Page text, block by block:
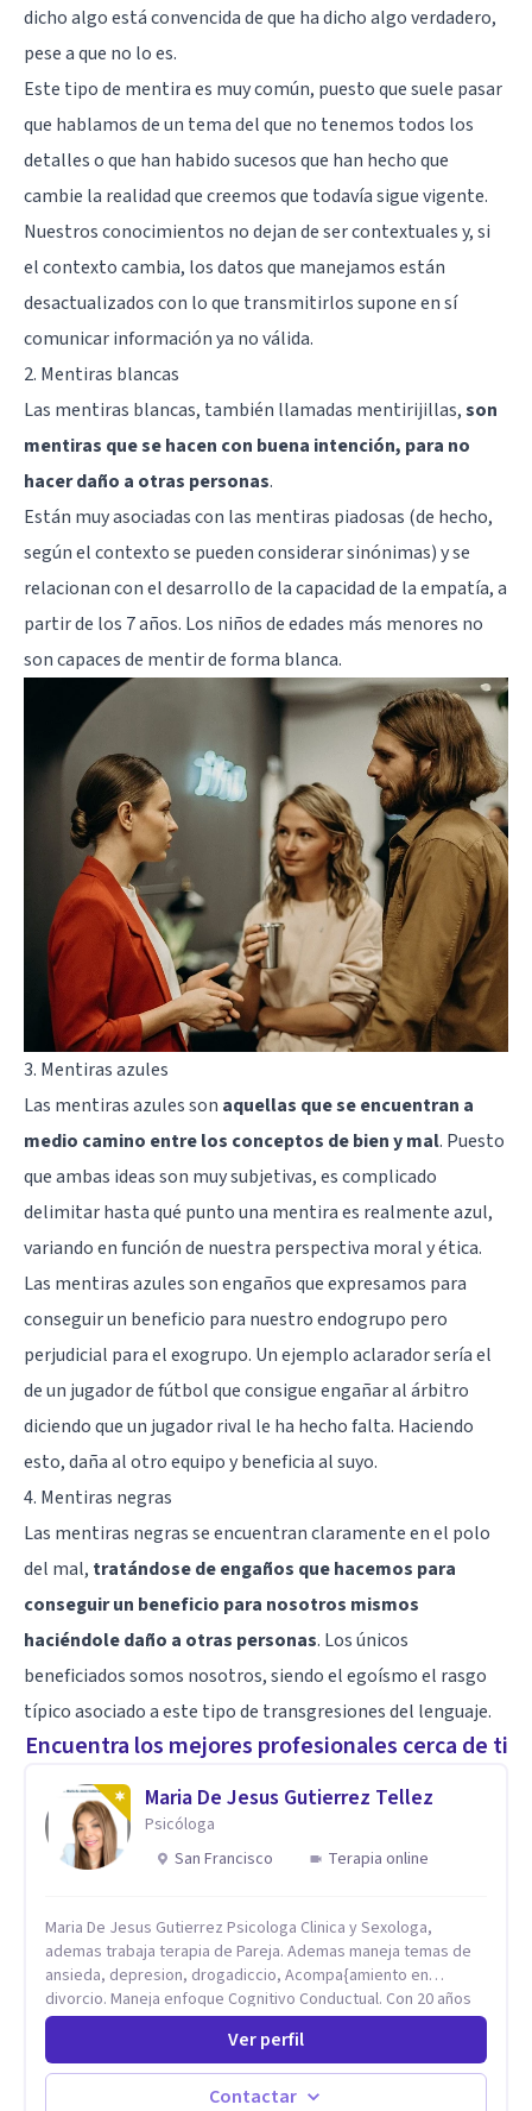
dicho algo está convencida de que ha dicho algo verdadero,
pese a que no lo es.
Este tipo de mentira es muy común, puesto que suele pasar
que hablamos de un tema del que no tenemos todos los
detalles o que han habido sucesos que han hecho que
cambie la realidad que creemos que todavía sigue vigente.
Nuestros conocimientos no dejan de ser contextuales y, si
el contexto cambia, los datos que manejamos están
desactualizados con lo que transmitirlos supone en sí
comunicar información ya no válida.
2. Mentiras blancas
Las mentiras blancas, también llamadas mentirijillas,son
mentiras que se hacen con buena intención, para no
hacer daño a otras personas.
Están muy asociadas con las mentiras piadosas (de hecho,
según el contexto se pueden considerar sinónimas) y se
relacionan con el desarrollo de la capacidad de la empatía, a
partir de los 7 años. Los niños de edades más menores no
son capaces de mentir de forma blanca.
3. Mentiras azules
Las mentiras azules son aquellas que se encuentran a
medio camino entre los conceptos de bien y mal. Puesto
que ambas ideas son muy subjetivas, es complicado
delimitar hasta qué punto una mentira es realmente azul,
variando en función de nuestra perspectiva moral y ética.
Las mentiras azules son engaños que expresamos para
conseguir un beneficio para nuestro endogrupo pero
perjudicial para el exogrupo. Un ejemplo aclarador sería el
de un jugador de fútbol que consigue engañar al árbitro
diciendo que un jugador rival le ha hecho falta. Haciendo
esto, daña al otro equipo y beneficia al suyo.
4. Mentiras negras
Las mentiras negras se encuentran claramente en el polo
del mal, tratándose de engaños que hacemos para
conseguir un beneficio para nosotros mismos
haciéndole daño a otras personas. Los únicos
beneficiados somos nosotros, siendo el egoísmo el rasgo
típico asociado a este tipo de transgresiones del lenguaje.
Encuentra los mejores profesionales cerca de ti
Maria De Jesus Gutierrez Tellez
Psicóloga
San Francisco
Terapia online
Maria De Jesus Gutierrez Psicologa Clinica y Sexologa,
ademas trabaja terapia de Pareja. Ademas maneja temas de
ansieda, depresion, drogadiccio, Acompa{amiento en
divorcio. Maneja enfoque Cognitivo Conductual. Con 20 años
de experiencia, constantemente capacitandose en las
diferntes areas de la Salud Mental.
Ver perfil
Contactar